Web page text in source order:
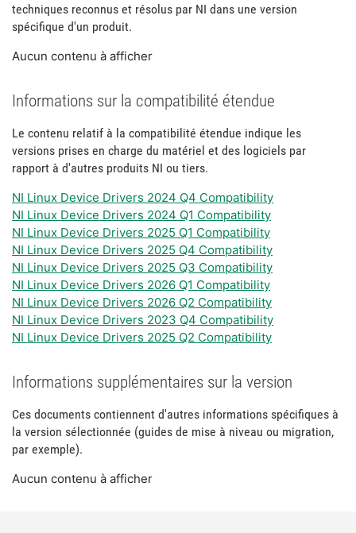
techniques reconnus et résolus par NI dans une version
spécifique d'un produit.
Aucun contenu à afficher
Informations sur la compatibilité étendue
Le contenu relatif à la compatibilité étendue indique les
versions prises en charge du matériel et des logiciels par
rapport à d'autres produits NI ou tiers.
NI Linux Device Drivers 2024 Q4 Compatibility
NI Linux Device Drivers 2024 Q1 Compatibility
NI Linux Device Drivers 2025 Q1 Compatibility
NI Linux Device Drivers 2025 Q4 Compatibility
NI Linux Device Drivers 2025 Q3 Compatibility
NI Linux Device Drivers 2026 Q1 Compatibility
NI Linux Device Drivers 2026 Q2 Compatibility
NI Linux Device Drivers 2023 Q4 Compatibility
NI Linux Device Drivers 2025 Q2 Compatibility
Informations supplémentaires sur la version
Ces documents contiennent d'autres informations spécifiques à
la version sélectionnée (guides de mise à niveau ou migration,
par exemple).
Aucun contenu à afficher